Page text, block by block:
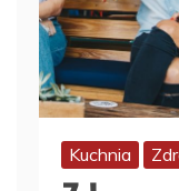
Kuchnia